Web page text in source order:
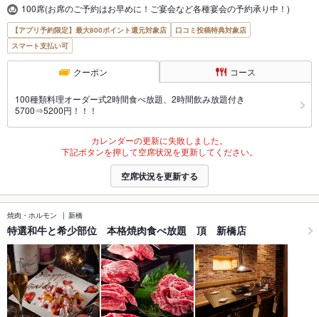
100席(お席のご予約はお早めに！ご宴会など各種宴会の予約承り中！)
【アプリ予約限定】最大800ポイント還元対象店
口コミ投稿特典対象店
スマート支払い可
クーポン コース
100種類料理オーダー式2時間食べ放題、2時間飲み放題付き
5700⇒5200円！！！
カレンダーの更新に失敗しました。
下記ボタンを押して空席状況を更新してください。
空席状況を更新する
焼肉・ホルモン 新橋
特選和牛と希少部位 本格焼肉食べ放題 頂 新橋店